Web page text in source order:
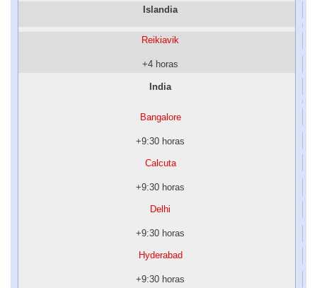
Islandia
Reikiavik
+4 horas
India
Bangalore
+9:30 horas
Calcuta
+9:30 horas
Delhi
+9:30 horas
Hyderabad
+9:30 horas